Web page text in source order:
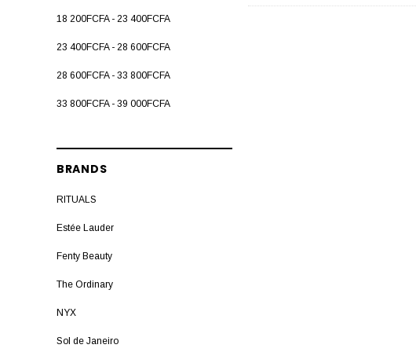
18 200FCFA - 23 400FCFA
23 400FCFA - 28 600FCFA
28 600FCFA - 33 800FCFA
33 800FCFA - 39 000FCFA
BRANDS
RITUALS
Estée Lauder
Fenty Beauty
The Ordinary
NYX
Sol de Janeiro